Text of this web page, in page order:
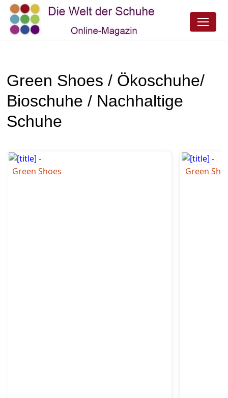
Green Shoes / Ökoschuhe/
Bioschuhe / Nachhaltige
Schuhe
Green Shoes Green